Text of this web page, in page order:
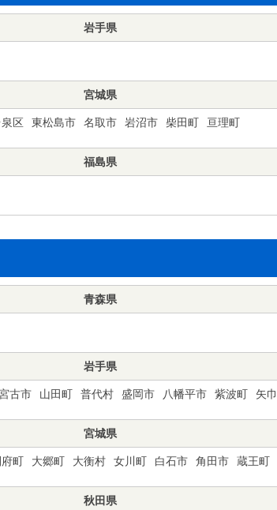
岩手県
宮城県
区 東松島市 名取市 岩沼市 柴田町 亘理町
福島県
青森県
岩手県
古市 山田町 普代村 盛岡市 八幡平市 紫波町 矢
宮城県
町 大郷町 大衡村 女川町 白石市 角田市 蔵王町
秋田県